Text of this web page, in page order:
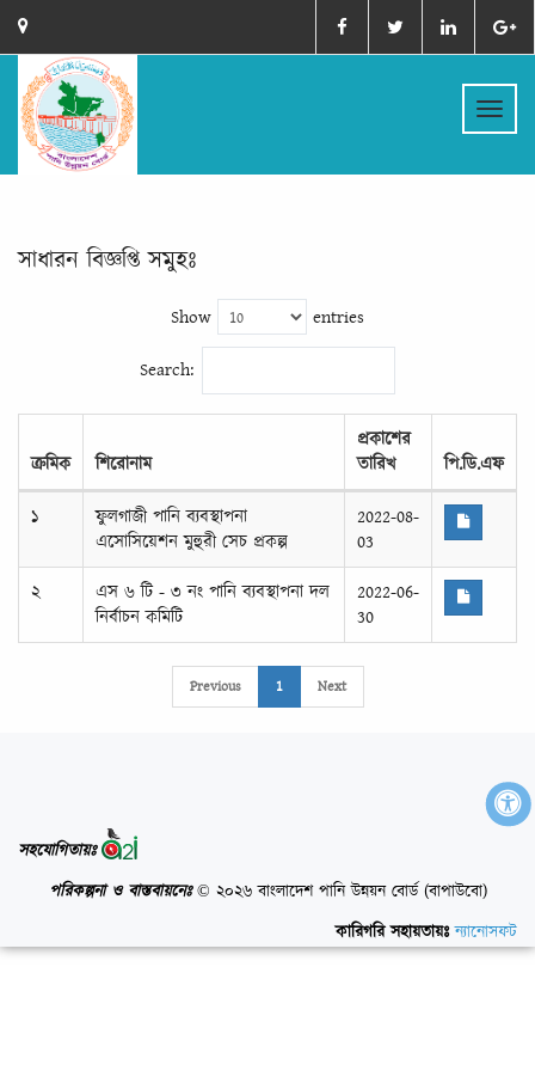
সাধারন বিজ্ঞপ্তি সমুহঃ
Show entries
Search:
ক্রমিক শিরোনাম
প্রকাশের
তারিখ
পি.ডি.এফ
১
ফুলগাজী পানি ব্যবস্থাপনা
এসোসিয়েশন মুহুরী সেচ প্রকল্প
2022-08-
03
২
এস ৬ টি - ৩ নং পানি ব্যবস্থাপনা দল
নির্বাচন কমিটি
2022-06-
30
Previous 1 Next
সহযোগিতায়ঃ
পরিকল্পনা ও বাস্তবায়নেঃ© ২০২৬ বাংলাদেশ পানি উন্নয়ন বোর্ড (বাপাউবো)
কারিগরি সহায়তায়ঃ ন্যানোসফট